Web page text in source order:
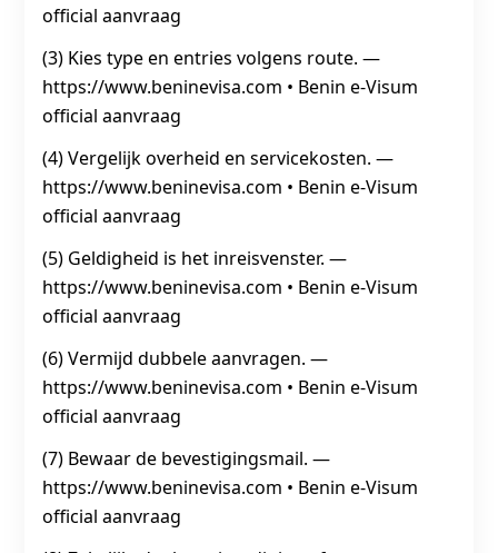
official aanvraag
(3) Kies type en entries volgens route. —
https://www.beninevisa.com • Benin e‑Visum
official aanvraag
(4) Vergelijk overheid en servicekosten. —
https://www.beninevisa.com • Benin e‑Visum
official aanvraag
(5) Geldigheid is het inreisvenster. —
https://www.beninevisa.com • Benin e‑Visum
official aanvraag
(6) Vermijd dubbele aanvragen. —
https://www.beninevisa.com • Benin e‑Visum
official aanvraag
(7) Bewaar de bevestigingsmail. —
https://www.beninevisa.com • Benin e‑Visum
official aanvraag